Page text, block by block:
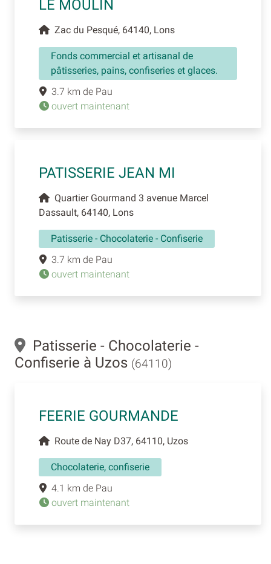
LE MOULIN
Zac du Pesqué, 64140, Lons
Fonds commercial et artisanal de
pâtisseries, pains, confiseries et glaces.
3.7 km de Pau
ouvert maintenant
PATISSERIE JEAN MI
Quartier Gourmand 3 avenue Marcel
Dassault, 64140, Lons
Patisserie - Chocolaterie - Confiserie
3.7 km de Pau
ouvert maintenant
Patisserie - Chocolaterie -
Confiserie à Uzos (64110)
FEERIE GOURMANDE
Route de Nay D37, 64110, Uzos
Chocolaterie, confiserie
4.1 km de Pau
ouvert maintenant